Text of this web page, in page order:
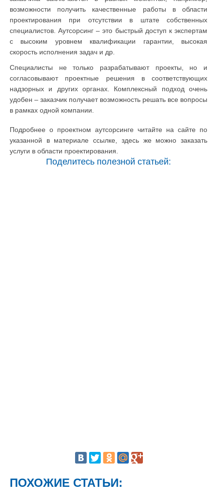
возможности получить качественные работы в области
проектирования при отсутствии в штате собственных
специалистов. Аутсорсинг – это быстрый доступ к экспертам
с высоким уровнем квалификации гарантии, высокая
скорость исполнения задач и др.
Специалисты не только разрабатывают проекты, но и
согласовывают проектные решения в соответствующих
надзорных и других органах. Комплексный подход очень
удобен – заказчик получает возможность решать все вопросы
в рамках одной компании.
Подробнее о проектном аутсорсинге читайте на сайте по
указанной в материале ссылке, здесь же можно заказать
услуги в области проектирования.
Поделитесь полезной статьей:
ПОХОЖИЕ СТАТЬИ: